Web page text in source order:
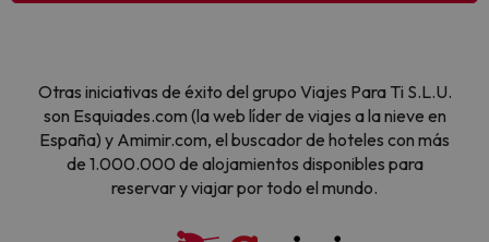
Otras iniciativas de éxito del grupo Viajes Para Ti S.L.U.
son Esquiades.com (la web líder de viajes a la nieve en
España) y Amimir.com, el buscador de hoteles con más
de 1.000.000 de alojamientos disponibles para
reservar y viajar por todo el mundo.